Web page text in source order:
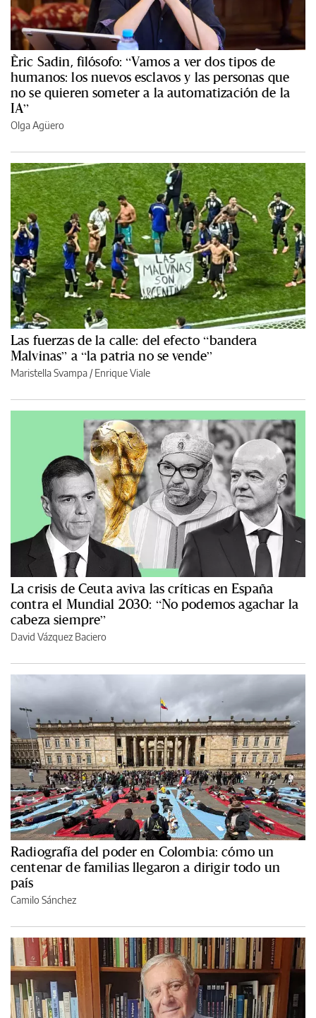
Èric Sadin, filósofo: “Vamos a ver dos tipos de
humanos: los nuevos esclavos y las personas que
no se quieren someter a la automatización de la
IA”
Olga Agüero
Las fuerzas de la calle: del efecto “bandera
Malvinas” a “la patria no se vende”
Maristella Svampa /Enrique Viale
La crisis de Ceuta aviva las críticas en España
contra el Mundial 2030: “No podemos agachar la
cabeza siempre”
David Vázquez Baciero
Radiografía del poder en Colombia: cómo un
centenar de familias llegaron a dirigir todo un
país
Camilo Sánchez